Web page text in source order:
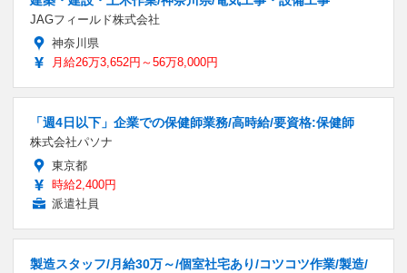
JAGフィールド株式会社
神奈川県
月給26万3,652円～56万8,000円
「週4日以下」企業での保健師業務/高時給/要資格:保健師
株式会社パソナ
東京都
時給2,400円
派遣社員
製造スタッフ/月給30万～/個室社宅あり/コツコツ作業/製造/